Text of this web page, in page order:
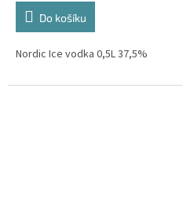
Do košíku
Nordic Ice vodka 0,5L 37,5%